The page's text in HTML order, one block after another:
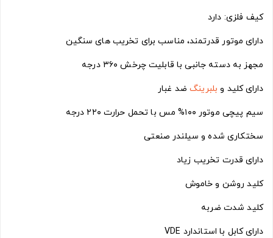
کیف فلزی: دارد
دارای موتور قدرتمند، مناسب برای تخریب های سنگین
مجهز به دسته جانبی با قابلیت چرخش ۳۶۰ درجه
دارای کلید و بلبرینگضد غبار
سیم پیچی موتور ۱۰۰% مس با تحمل حرارت ۲۲۰ درجه
سختکاری شده و سیلندر صنعتی
دارای قدرت تخریب زیاد
کلید روشن و خاموش
کلید شدت ضربه
دارای کابل با استاندارد VDE